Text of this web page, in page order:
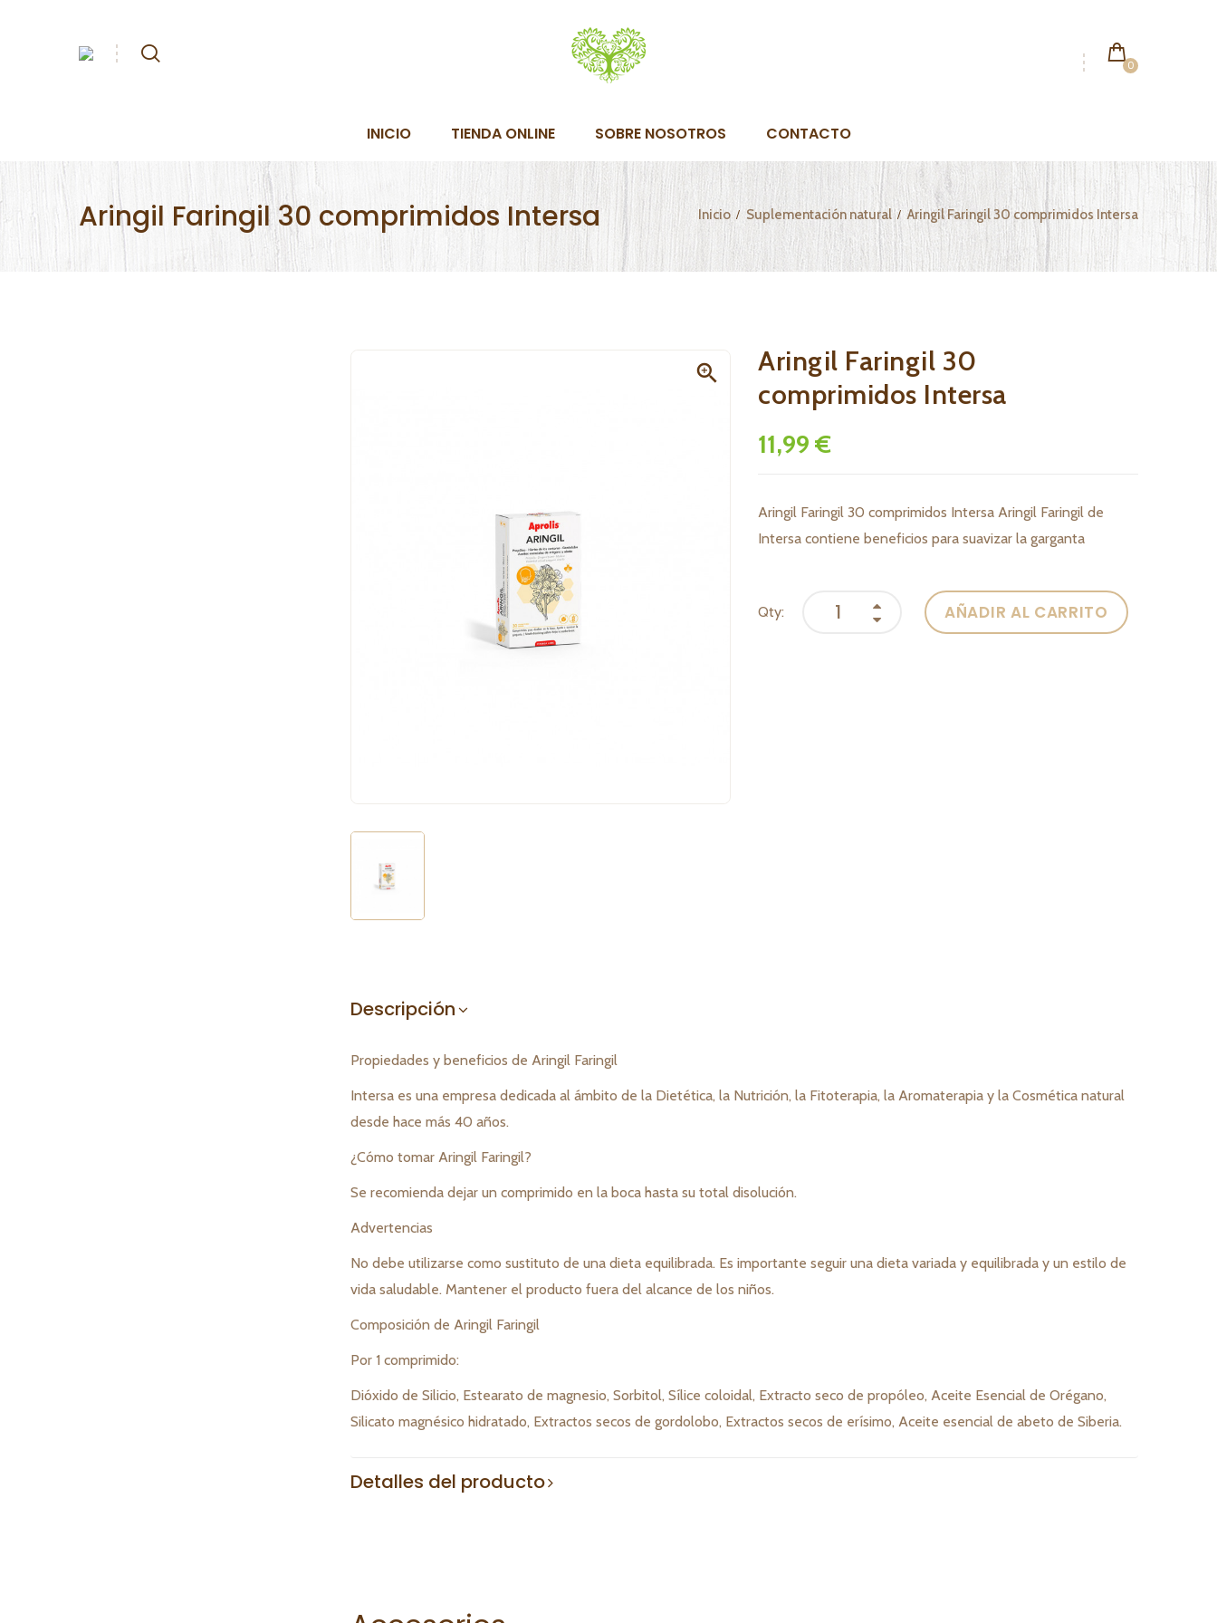
0
INICIO TIENDA ONLINE SOBRE NOSOTROS CONTACTO
Aringil Faringil 30 comprimidos Intersa Inicio Suplementación natural Aringil Faringil 30 comprimidos Intersa

Aringil Faringil 30
comprimidos Intersa
11,99 €
Aringil Faringil 30 comprimidos Intersa Aringil Faringil de
Intersa contiene beneficios para suavizar la garganta
Qty: AÑADIR AL CARRITO
Descripción
Propiedades y beneficios de Aringil Faringil
Intersa es una empresa dedicada al ámbito de la Dietética, la Nutrición, la Fitoterapia, la Aromaterapia y la Cosmética natural
desde hace más 40 años.
¿Cómo tomar Aringil Faringil?
Se recomienda dejar un comprimido en la boca hasta su total disolución.
Advertencias
No debe utilizarse como sustituto de una dieta equilibrada. Es importante seguir una dieta variada y equilibrada y un estilo de
vida saludable. Mantener el producto fuera del alcance de los niños.
Composición de Aringil Faringil
Por 1 comprimido:
Dióxido de Silicio, Estearato de magnesio, Sorbitol, Sílice coloidal, Extracto seco de propóleo, Aceite Esencial de Orégano,
Silicato magnésico hidratado, Extractos secos de gordolobo, Extractos secos de erísimo, Aceite esencial de abeto de Siberia.
Detalles del producto